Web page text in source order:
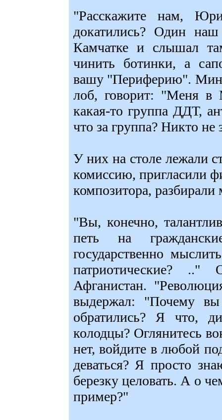
"Расскажите нам,
докатились? Один
Камчатке и слышал
чинить ботинки, а
вашу "Периферию".
лоб, говорит: "Меня в
какая-то группа ДДТ,
что за группа? Никто
У них на столе лежали
комиссию, пригласили
композитора, разбирали
"Вы, конечно,
петь на
государственно
патриотические?
Афганистан.
выдержал: "Почему
обратились? Я что,
колодцы? Оглянитесь
нет, войдите в любой
деваться? Я просто
березку целовать. А о
пример?"